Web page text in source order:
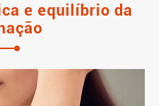
e equilíbrio da